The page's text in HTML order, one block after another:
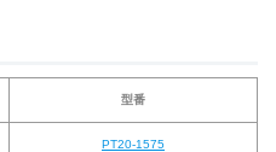
型番
PT20-1575